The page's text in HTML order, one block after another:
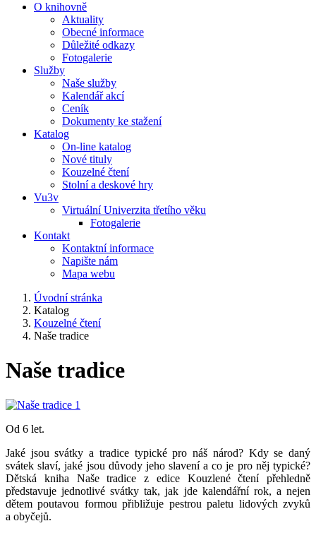
O knihovně
Aktuality
Obecné informace
Důležité odkazy
Fotogalerie
Služby
Naše služby
Kalendář akcí
Ceník
Dokumenty ke stažení
Katalog
On-line katalog
Nové tituly
Kouzelné čtení
Stolní a deskové hry
Vu3v
Virtuální Univerzita třetího věku
Fotogalerie
Kontakt
Kontaktní informace
Napište nám
Mapa webu
Úvodní stránka
Katalog
Kouzelné čtení
Naše tradice
Naše tradice
Od 6 let.
Jaké jsou svátky a tradice typické pro náš národ? Kdy se daný
svátek slaví, jaké jsou důvody jeho slavení a co je pro něj typické?
Dětská kniha Naše tradice z edice Kouzlené čtení přehledně
představuje jednotlivé svátky tak, jak jde kalendářní rok, a nejen
dětem poutavou formou přibližuje pestrou paletu lidových zvyků
a obyčejů.